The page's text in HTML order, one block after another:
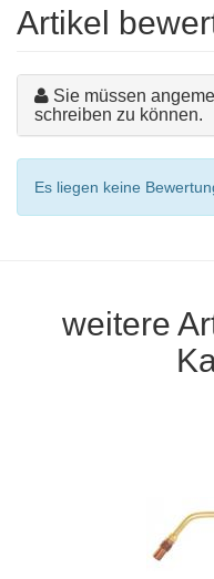
Artikel
Sie müssen
schreiben zu können.
Es liegen keine
weitere